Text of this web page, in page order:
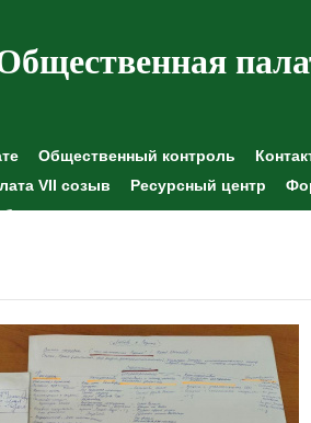
Общественный контроль
VII созыв
Ресурсный центр